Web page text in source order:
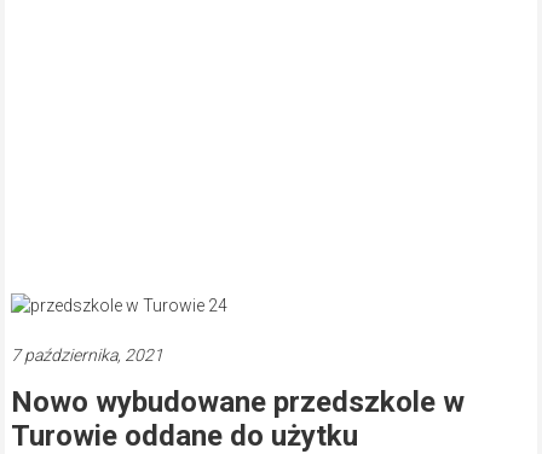
7 października, 2021
Nowo wybudowane przedszkole w
Turowie oddane do użytku